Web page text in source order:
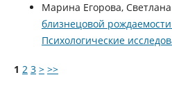
Марина Егорова,
близнецовой
Психологические
1 2 3 > >>